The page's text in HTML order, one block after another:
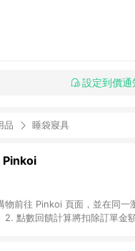
設定到價通
品 睡袋寢具
Pinkoi
物前往 Pinkoi 頁面，並在同
點數回饋計算將扣除訂單金